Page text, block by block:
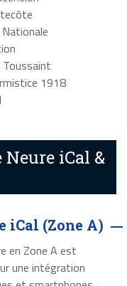
Toussaint
1918
iCal &
iCal (Zone A)
en Zone A est
une intégration